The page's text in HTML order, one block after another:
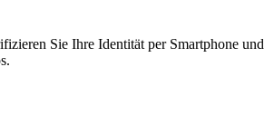
Sie Ihre Identität per Smartphone und